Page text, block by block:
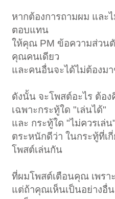
หากต้องการถามผม และ
ตอบแทน
ให้คุณ PM ข้อความส่วน
คุณคนเดียว
และคนอื่นจะได้ไม่ต้องม
ดังนั้น จะโพสต์อะไร ต้อง
เฉพาะกระทู้ใด "เล่นได้"
และ กระทู้ใด "ไม่ควรเล่
ตระหนักดีว่า ในกระทู้ที่เ
โพสต์เล่นกัน
ที่ผมโพสต์เตือนคุณ เพร
แต่ถ้าคุณเห็นเป็นอย่างอื่น